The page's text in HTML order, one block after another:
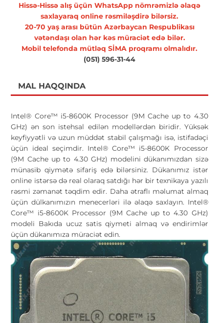
Hissə-Hissə alış üçün WhatsApp nömrəmizlə əlaqə
saxlayaraq online rəsmiləşdirə bilərsiz.
20-70 yaş arası bütün Azərbaycan Respublikası
vətəndaşı olan hər kəs müraciət edə bilər.
Mobil telefonda mütləq SİMA proqramı olmalıdır.
(051) 596-31-44
MAL HAQQINDA
Intel® Core™ i5-8600K Processor (9M Cache up to 4.30
GHz) ən son istehsal edilən modellərdən biridir. Yüksək
keyfiyyətli və uzun müddət stabil çalışmağı isə, istifadəçi
üçün ideal seçimdir. Intel® Core™ i5-8600K Processor
(9M Cache up to 4.30 GHz) modelini dükanımızdan sizə
münasib qiymətə sifariş edə bilərsiniz. Dükanımız istər
online istərsə də real olaraq satdığı hər bir texnikaya yazılı
rəsmi zəmanət təqdim edir. Daha ətraflı məlumat almaq
üçün dülkanımızın menecerləri ilə əlaqə saxlayın. Intel®
Core™ i5-8600K Processor (9M Cache up to 4.30 GHz)
modeli Bakıda ucuz satis qiymeti almaq və endirimlər
üçün dükanımıza müraciət edin.